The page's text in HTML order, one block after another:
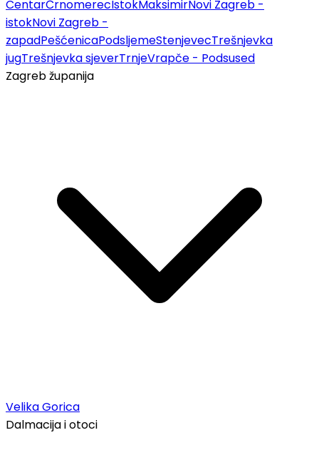
CentarČrnomerecIstokMaksimirNovi Zagreb -
istokNovi Zagreb -
zapadPešćenicaPodsljemeStenjevecTrešnjevka
jugTrešnjevka sjeverTrnjeVrapče - Podsused
Zagreb županija
Velika Gorica
Dalmacija i otoci